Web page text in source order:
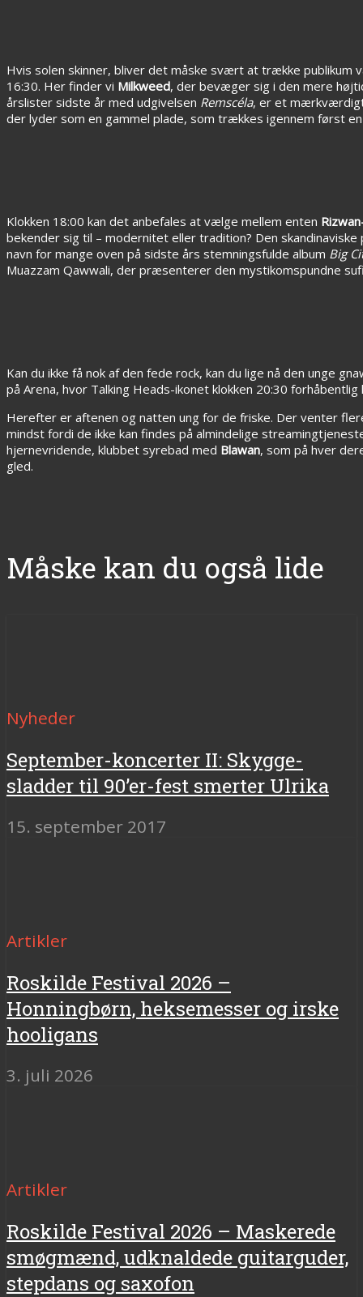
Hvis solen skinner, bliver det måske svært at trække publikum
16:30. Her finder vi Milkweed, der bevæger sig i den mere
årslister sidste år med udgivelsen Remscéla, er et
der lyder som en gammel plade, som trækkes igennem først
Klokken 18:00 kan det anbefales at vælge mellem enten
bekender sig til – modernitet eller tradition? Den
navn for mange oven på sidste års stemningsfulde album Big
Muazzam Qawwali, der præsenterer den mystikomspundne
Kan du ikke få nok af den fede rock, kan du lige nå den unge
på Arena, hvor Talking Heads-ikonet klokken 20:30
Herefter er aftenen og natten ung for de friske. Der venter
mindst fordi de ikke kan findes på almindelige
hjernevridende, klubbet syrebad med Blawan, som på hver
gled.
Måske kan du også lide
Nyheder
September-koncerter II: Skygge-
sladder til 90’er-fest smerter Ulrika
15. september 2017
Artikler
Roskilde Festival 2026 –
Honningbørn, heksemesser og irske
hooligans
3. juli 2026
Artikler
Roskilde Festival 2026 – Maskerede
smøgmænd, udknaldede guitarguder,
stepdans og saxofon